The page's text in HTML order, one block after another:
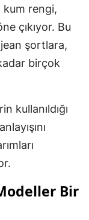
kum rengi,
çıkıyor. Bu
şortlara,
birçok
kullanıldığı
anlayışını
Bir